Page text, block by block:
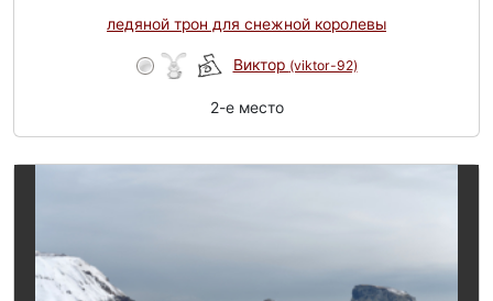
ледяной трон для снежной королевы
Виктор (viktor-92)
2-e место